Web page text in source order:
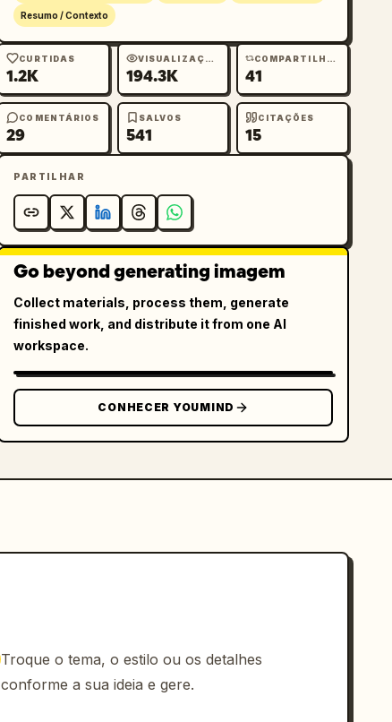
Resumo / Contexto
CURTIDAS
1.2K
VISUALIZAÇÕES
194.3K
COMPARTILHAMENTOS
41
COMENTÁRIOS
29
SALVOS
541
CITAÇÕES
15
PARTILHAR
Go beyond generating imagem
Collect materials, process them, generate
finished work, and distribute it from one AI
workspace.
CONHECER YOUMIND
Troque o tema, o estilo ou os detalhes
conforme a sua ideia e gere.